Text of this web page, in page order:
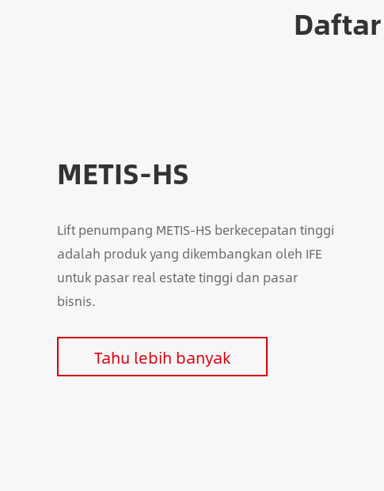
METIS-HS
Lift penumpang METIS-HS berkecepatan tinggi
adalah produk yang dikembangkan oleh IFE
untuk pasar real estate tinggi dan pasar
bisnis.
Tahu lebih banyak